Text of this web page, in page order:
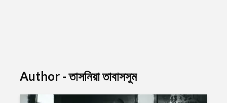
Author - তাসনিয়া তাবাসসুম